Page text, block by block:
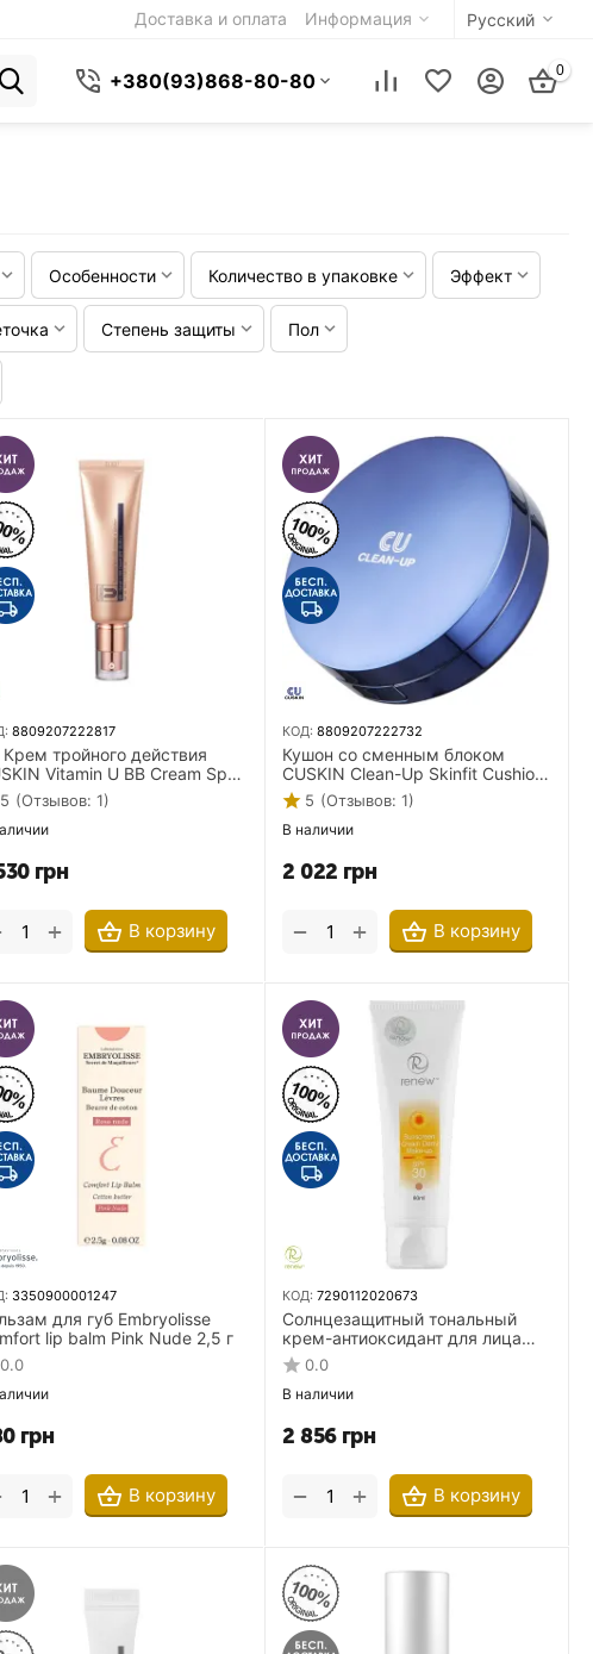
Русский
Доставка и оплата Информация
+380(93)868-80-80 0
Особенности Количество в упаковке Эффект
Степень защиты Пол
8809207222817
Крем тройного действия
Vitamin U BB Cream Spf
Pa++ 45 мл
5 (Отзывов: 1)
грн
В корзину
+
КОД: 8809207222732
Кушон со сменным блоком
CUSKIN Clean-Up Skinfit Cushion
SPF 50+ PA+++ 15 г + 15 г 23
тонн
5 (Отзывов: 1)
В наличии
2 022 грн
В корзину
+
−
3350900001247
для губ Embryolisse
lip balm Pink Nude 2,5 г
0.0
грн
В корзину
+
КОД: 7290112020673
Солнцезащитный тональный
крем-антиоксидант для лица
Renew Sunscreen Cream SPF 30
Demi Make-Up 80 мл
0.0
В наличии
2 856 грн
В корзину
+
−